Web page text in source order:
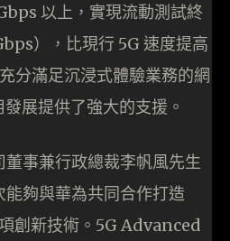
以上，實現流動測試終
），比現行 5G 速度提高
分滿足沉浸式體驗業務的網
展提供了強大的支援。
事兼行政總裁李帆風先生
夠與華為共同合作打造
創新技術。5G Advanced